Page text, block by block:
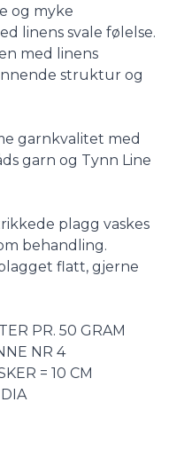
og myke
linens svale følelse.
med linens
struktur og
garnkvalitet med
garn og Tynn Line
plagg vaskes
behandling.
flatt, gjerne
PR. 50 GRAM
NR 4
= 10 CM